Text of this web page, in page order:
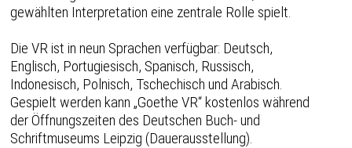
gewählten Interpretation eine zentrale Rolle spielt.
Die VR ist in neun Sprachen verfügbar: Deutsch,
Englisch, Portugiesisch, Spanisch, Russisch,
Indonesisch, Polnisch, Tschechisch und Arabisch.
Gespielt werden kann „Goethe VR“ kostenlos während
der Öffnungszeiten des Deutschen Buch- und
Schriftmuseums Leipzig (Dauerausstellung).